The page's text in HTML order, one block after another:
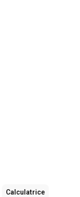
Calculatrice